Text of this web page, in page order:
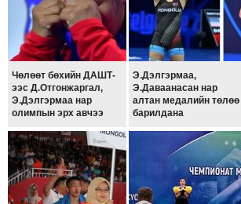
ЭРГЭН
ТОЙРОНД
ЗӨРЧЛИЙН
ЭРГЭН
ТОЙРОНД
СОНГУУЛЬ-2017
Чөлөөт бөхийн ДАШТ-
ээс Д.Отгонжаргал,
Э.Дэлгэрмаа нар
олимпын эрх авчээ
Э.Дэлгэрмаа,
Э.Даваанасан нар
алтан медалийн төлөө
барилдана